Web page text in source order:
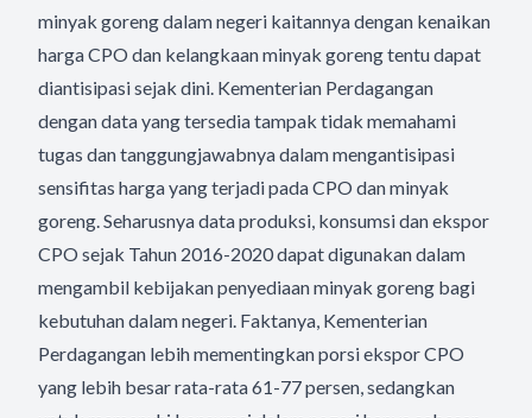
minyak goreng dalam negeri kaitannya dengan kenaikan
harga CPO dan kelangkaan minyak goreng tentu dapat
diantisipasi sejak dini. Kementerian Perdagangan
dengan data yang tersedia tampak tidak memahami
tugas dan tanggungjawabnya dalam mengantisipasi
sensifitas harga yang terjadi pada CPO dan minyak
goreng. Seharusnya data produksi, konsumsi dan ekspor
CPO sejak Tahun 2016-2020 dapat digunakan dalam
mengambil kebijakan penyediaan minyak goreng bagi
kebutuhan dalam negeri. Faktanya, Kementerian
Perdagangan lebih mementingkan porsi ekspor CPO
yang lebih besar rata-rata 61-77 persen, sedangkan